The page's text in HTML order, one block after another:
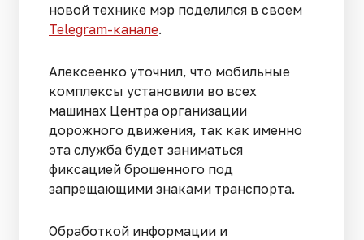
новой технике мэр поделился в своем
Telegram-канале.
Алексеенко уточнил, что мобильные
комплексы установили во всех
машинах Центра организации
дорожного движения, так как именно
эта служба будет заниматься
фиксацией брошенного под
запрещающими знаками транспорта.
Обработкой информации и